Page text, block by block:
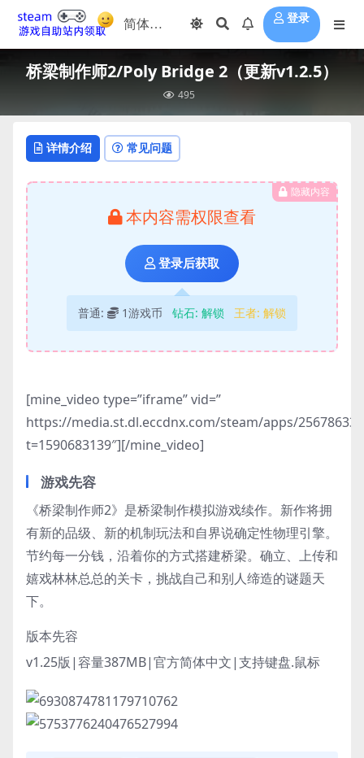
登录
桥梁制作师2/Poly Bridge 2（更新v1.2.5）
495
详情介绍 常见问题
隐藏内容
本内容需权限查看
登录后获取
普通: 1游戏币 钻石: 解锁 王者: 解锁
[mine_video type=”iframe” vid=”
https://media.st.dl.eccdnx.com/steam/apps/
t=1590683139″][/mine_video]
游戏先容
《桥梁制作师2》是桥梁制作模拟游戏续作。新作将拥
有新的品级、新的机制玩法和自界说确定性物理引擎。
节约每一分钱，沿着你的方式搭建桥梁。确立、上传和
嬉戏林林总总的关卡，挑战自己和别人缔造的谜题天
下。
版本先容
v1.25版|容量387MB|官方简体中文|支持键盘.鼠标